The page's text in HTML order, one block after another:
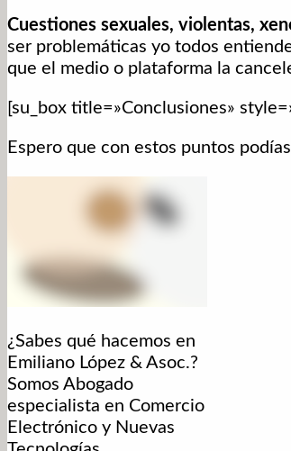
Cuestiones sexuales, violentas,
ser problemáticas yo todos
que el medio o plataforma la
[su_box title=»Conclusiones»
Espero que con estos puntos
¿Sabes qué hacemos en
Emiliano López & Asoc.?
Somos Abogado
especialista en Comercio
Electrónico y Nuevas